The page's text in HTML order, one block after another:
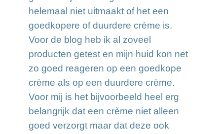
helemaal niet uitmaakt of het een
goedkopere of duurdere crème is.
Voor de blog heb ik al zoveel
producten getest en mijn huid kon net
zo goed reageren op een goedkope
crème als op een duurdere crème.
Voor mij is het bijvoorbeeld heel erg
belangrijk dat een crème niet alleen
goed verzorgt maar dat deze ook